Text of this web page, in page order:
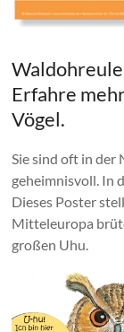
Erfahre
Vögel.
Sie sind oft in der
geheimnisvoll. In
Dieses Poster
Mitteleuropa
großen Uhu.